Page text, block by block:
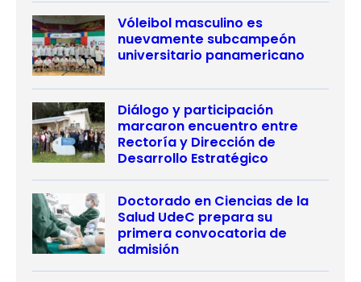
Vóleibol masculino es
nuevamente subcampeón
universitario panamericano
Diálogo y participación
marcaron encuentro entre
Rectoría y Dirección de
Desarrollo Estratégico
Doctorado en Ciencias de la
Salud UdeC prepara su
primera convocatoria de
admisión